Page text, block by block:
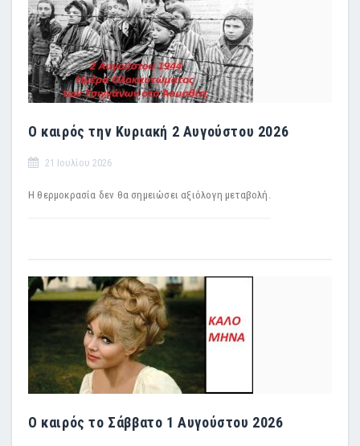
Ο καιρός την Κυριακή 2 Αυγούστου 2026
21 Ιουλίου 2026
Η θερμοκρασία δεν θα σημειώσει αξιόλογη μεταβολή.
Ο καιρός το Σάββατο 1 Αυγούστου 2026